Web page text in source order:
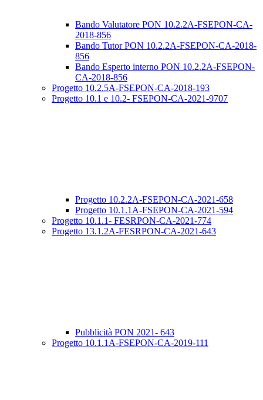
Bando Valutatore PON 10.2.2A-FSEPON-CA-
2018-856
Bando Tutor PON 10.2.2A-FSEPON-CA-2018-
856
Bando Esperto interno PON 10.2.2A-FSEPON-
CA-2018-856
Progetto 10.2.5A-FSEPON-CA-2018-193
Progetto 10.1 e 10.2- FSEPON-CA-2021-9707
Progetto 10.2.2A-FSEPON-CA-2021-658
Progetto 10.1.1A-FSEPON-CA-2021-594
Progetto 10.1.1- FESRPON-CA-2021-774
Progetto 13.1.2A-FESRPON-CA-2021-643
Pubblicità PON 2021- 643
Progetto 10.1.1A-FSEPON-CA-2019-111